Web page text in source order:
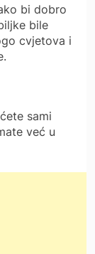
bi dobro
bile
cvjetova i
sami
već u